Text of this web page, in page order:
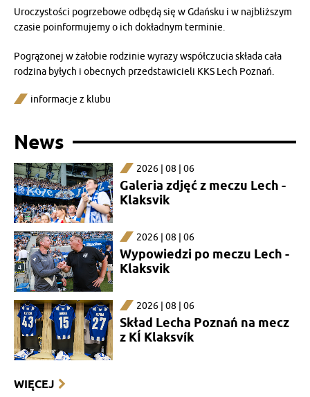
Uroczystości pogrzebowe odbędą się w Gdańsku i w najbliższym
czasie poinformujemy o ich dokładnym terminie.
Pogrążonej w żałobie rodzinie wyrazy współczucia składa cała
rodzina byłych i obecnych przedstawicieli KKS Lech Poznań.
informacje z klubu
News
2026 | 08 | 06
Galeria zdjęć z meczu Lech -
Klaksvik
2026 | 08 | 06
Wypowiedzi po meczu Lech -
Klaksvik
2026 | 08 | 06
Skład Lecha Poznań na mecz
z KÍ Klaksvík
WIĘCEJ